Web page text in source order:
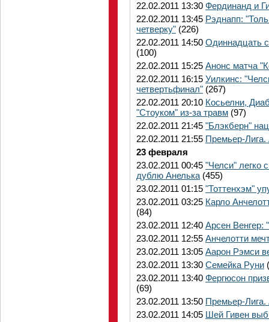
22.02.2011 13:30 Фердинанд и
22.02.2011 13:45 Рэднапп:
четверку" (226)
22.02.2011 14:50 Одиннадцать
(100)
22.02.2011 15:25 Анонс матча
22.02.2011 16:15 Уилкинс:
четвертьфинал" (267)
22.02.2011 20:10 Косьелни,
"Стоуком" из-за травм (97)
22.02.2011 21:45 "Блэкберн"
22.02.2011 21:55 Премьер-Лига.
23 февраля
23.02.2011 00:45 "Челси" легко
дублю Анелька (455)
23.02.2011 01:15 "Тоттенхэм"
23.02.2011 03:25 Карло
(84)
23.02.2011 12:40 Арсен Венгер:
23.02.2011 12:55 Анчелотти
23.02.2011 13:05 Аарон Рэмси
23.02.2011 13:30 Семейка Руни
23.02.2011 13:40 Фергюсон
(69)
23.02.2011 13:50 Премьер-
23.02.2011 14:05 Шей Гивен